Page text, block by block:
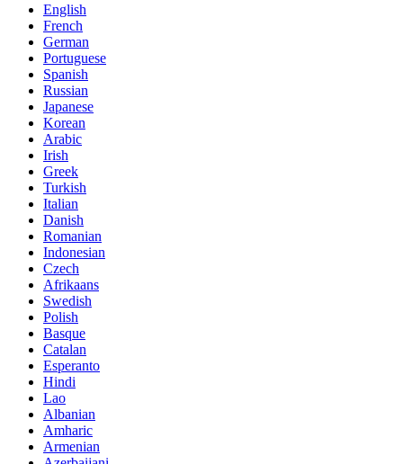
English
French
German
Portuguese
Spanish
Russian
Japanese
Korean
Arabic
Irish
Greek
Turkish
Italian
Danish
Romanian
Indonesian
Czech
Afrikaans
Swedish
Polish
Basque
Catalan
Esperanto
Hindi
Lao
Albanian
Amharic
Armenian